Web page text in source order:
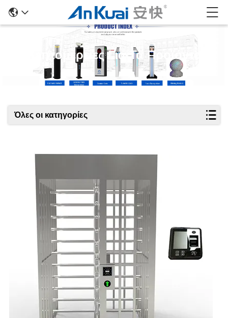
Λεπτομέρειες Για Τα Προϊόντα
Όλες οι κατηγορίες